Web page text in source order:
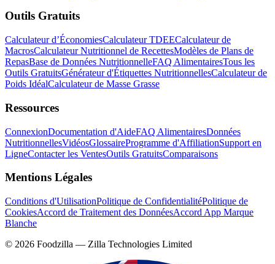
Outils Gratuits
Calculateur d’ÉconomiesCalculateur TDEECalculateur de
MacrosCalculateur Nutritionnel de RecettesModèles de Plans de
RepasBase de Données NutritionnelleFAQ AlimentairesTous les
Outils GratuitsGénérateur d'Étiquettes NutritionnellesCalculateur de
Poids IdéalCalculateur de Masse Grasse
Ressources
ConnexionDocumentation d'AideFAQ AlimentairesDonnées
NutritionnellesVidéosGlossaireProgramme d'AffiliationSupport en
LigneContacter les VentesOutils GratuitsComparaisons
Mentions Légales
Conditions d'UtilisationPolitique de ConfidentialitéPolitique de
CookiesAccord de Traitement des DonnéesAccord App Marque
Blanche
© 2026 Foodzilla — Zilla Technologies Limited